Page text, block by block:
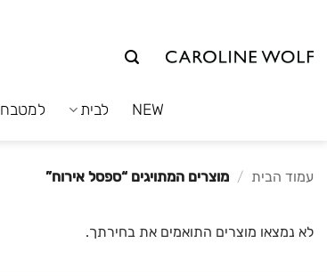
NEW לבית למטבח
עמוד הבית / מוצרים המתויגים “ספסל אירוח”
לא נמצאו מוצרים התואמים את בחירתך.